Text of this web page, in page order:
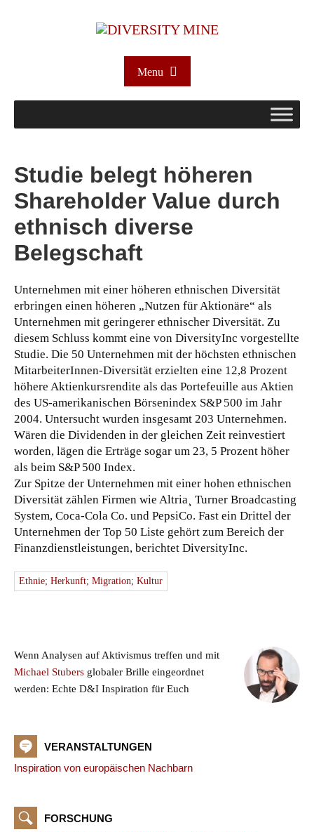
Menu
Studie belegt höheren
Shareholder Value durch
ethnisch diverse
Belegschaft
Unternehmen mit einer höheren ethnischen Diversität
erbringen einen höheren „Nutzen für Aktionäre“ als
Unternehmen mit geringerer ethnischer Diversität. Zu
diesem Schluss kommt eine von DiversityInc vorgestellte
Studie. Die 50 Unternehmen mit der höchsten ethnischen
MitarbeiterInnen-Diversität erzielten eine 12,8 Prozent
höhere Aktienkursrendite als das Portefeuille aus Aktien
des US-amerikanischen Börsenindex S&P 500 im Jahr
2004. Untersucht wurden insgesamt 203 Unternehmen.
Wären die Dividenden in der gleichen Zeit reinvestiert
worden, lägen die Erträge sogar um 23, 5 Prozent höher
als beim S&P 500 Index.
Zur Spitze der Unternehmen mit einer hohen ethnischen
Diversität zählen Firmen wie Altria¸ Turner Broadcasting
System, Coca-Cola Co. und PepsiCo. Fast ein Drittel der
Unternehmen der Top 50 Liste gehört zum Bereich der
Finanzdienstleistungen, berichtet DiversityInc.
Ethnie; Herkunft; Migration; Kultur
Wenn Analysen auf Aktivismus treffen und mit
Michael Stubers globaler Brille eingeordnet
werden: Echte D&I Inspiration für Euch
VERANSTALTUNGEN
Inspiration von europäischen Nachbarn
FORSCHUNG